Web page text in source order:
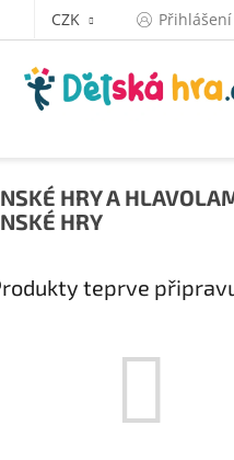
CZK Přihlášení
HRY A
HRY
teprve